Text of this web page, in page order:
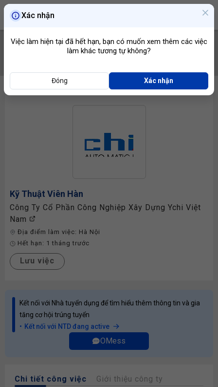
Kỹ Thuật Viên Hàn
Công Ty Cổ Phần Công Nghiệp Xây Dựng Ychi Việt
Nam
Địa điểm làm việc: Hà Nội
Hết hạn: 1 tháng trước
Lưu việc
Kết nối với Nhà tuyển dụng để tìm hiểu thêm thông tin và gia
tăng cơ hội trúng tuyển
Kết nối với NTD đang active
OMess
Chi tiết công việc Giới thiệu công ty
Xác nhận
Việc làm hiện tại đã hết hạn, bạn có muốn xem thêm các việc
làm khác tương tự không?
Đóng Xác nhận